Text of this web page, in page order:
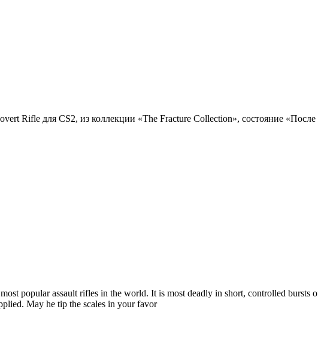
Rifle для CS2, из коллекции «The Fracture Collection», состояние
popular assault rifles in the world. It is most deadly in short, controlled
May he tip the scales in your favor